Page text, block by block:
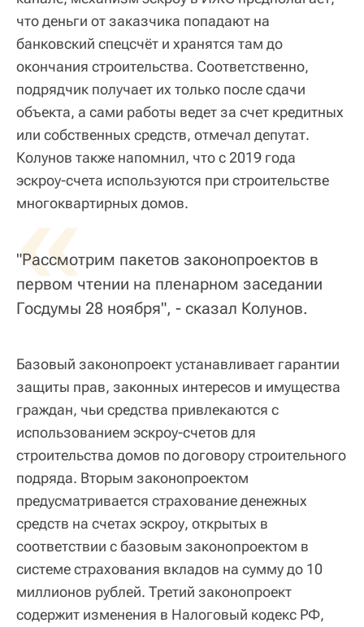
что деньги от заказчика попадают на
банковский спецсчёт и хранятся там до
окончания строительства. Соответственно,
подрядчик получает их только после сдачи
объекта, а сами работы ведет за счет кредитных
или собственных средств, отмечал депутат.
Колунов также напомнил, что с 2019 года
эскроу-счета используются при строительстве
многоквартирных домов.
«
"Рассмотрим пакетов законопроектов в
первом чтении на пленарном заседании
Госдумы 28 ноября", - сказал Колунов.
Базовый законопроект устанавливает гарантии
защиты прав, законных интересов и имущества
граждан, чьи средства привлекаются с
использованием эскроу-счетов для
строительства домов по договору строительного
подряда. Вторым законопроектом
предусматривается страхование денежных
средств на счетах эскроу, открытых в
соответствии с базовым законопроектом в
системе страхования вкладов на сумму до 10
миллионов рублей. Третий законопроект
содержит изменения в Налоговый кодекс РФ,